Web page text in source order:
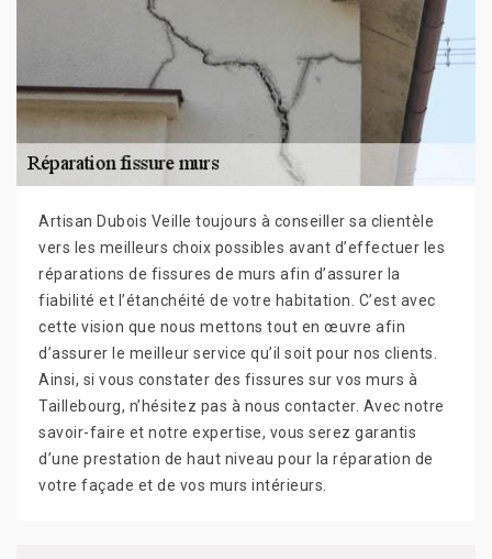
Artisan Dubois Veille toujours à conseiller sa clientèle
vers les meilleurs choix possibles avant d’effectuer les
réparations de fissures de murs afin d’assurer la
fiabilité et l’étanchéité de votre habitation. C’est avec
cette vision que nous mettons tout en œuvre afin
d’assurer le meilleur service qu’il soit pour nos clients.
Ainsi, si vous constater des fissures sur vos murs à
Taillebourg, n’hésitez pas à nous contacter. Avec notre
savoir-faire et notre expertise, vous serez garantis
d’une prestation de haut niveau pour la réparation de
votre façade et de vos murs intérieurs.